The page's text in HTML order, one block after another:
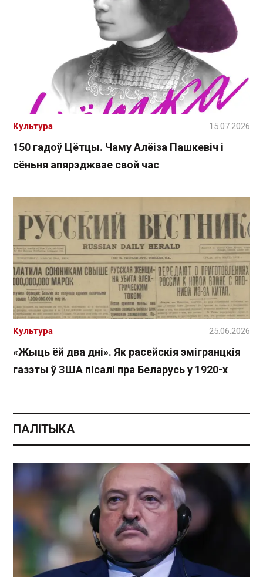
150 гадоў Цётцы. Чаму Алёіза Пашкевіч і
сёньня апярэджвае свой час
Культура 15.07.2026
«Жыць ёй два дні». Як расейскія эмігранцкія
газэты ў ЗША пісалі пра Беларусь у 1920-х
Культура 25.06.2026
ПАЛІТЫКА